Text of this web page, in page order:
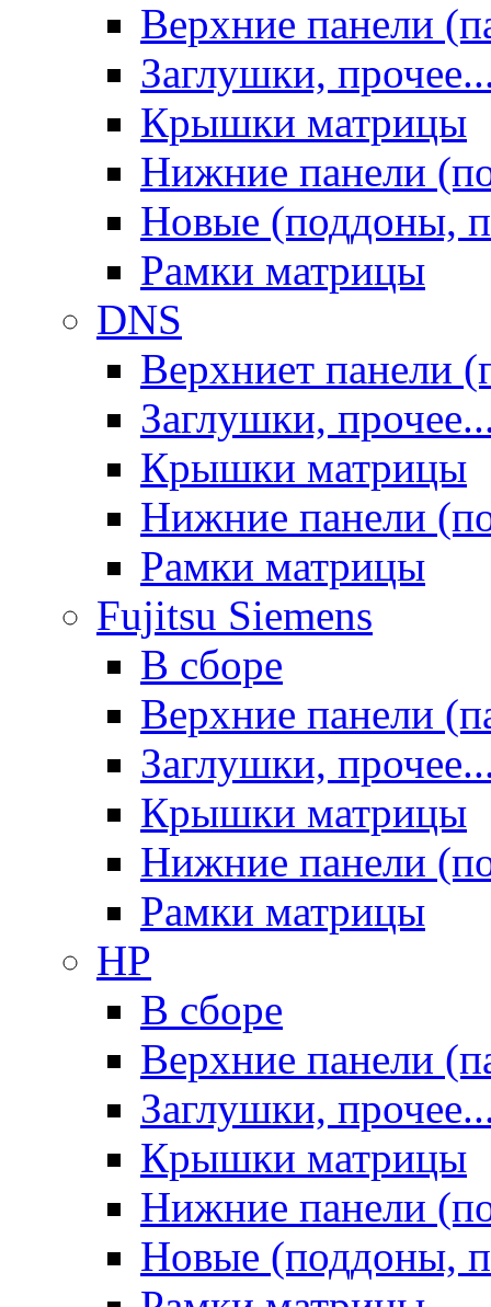
Верхние панели
Заглушки,
Крышки матрицы
Нижние панели
Новые (поддоны,
Рамки матрицы
DNS
Верхниет панели
Заглушки,
Крышки матрицы
Нижние панели
Рамки матрицы
Fujitsu Siemens
В сборе
Верхние панели
Заглушки,
Крышки матрицы
Нижние панели
Рамки матрицы
HP
В сборе
Верхние панели
Заглушки,
Крышки матрицы
Нижние панели
Новые (поддоны,